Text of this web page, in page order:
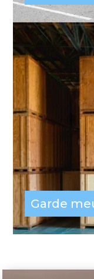
Garde